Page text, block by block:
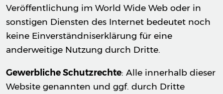
Veröffentlichung im World Wide Web oder in
sonstigen Diensten des Internet bedeutet noch
keine Einverständniserklärung für eine
anderweitige Nutzung durch Dritte.
Gewerbliche Schutzrechte: Alle innerhalb dieser
Website genannten und ggf. durch Dritte